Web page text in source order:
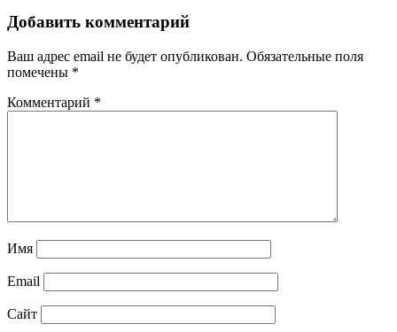
Добавить комментарий
Ваш адрес email не будет опубликован. Обязательные поля
помечены *
Комментарий *
Имя
Email
Сайт